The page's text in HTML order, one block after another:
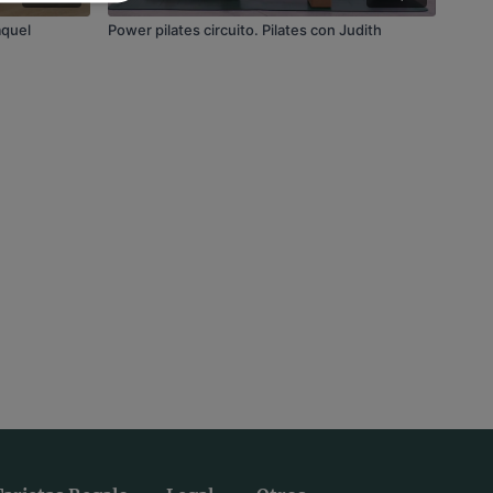
Power pilates circuito. Pilates con Judith